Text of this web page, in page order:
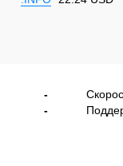
-
-